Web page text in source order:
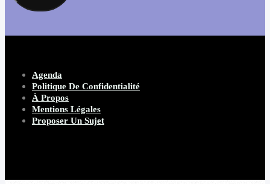
Agenda
Politique De Confidentialité
À Propos
Mentions Légales
Proposer Un Sujet